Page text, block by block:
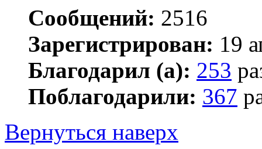
Сообщений: 2516
Зарегистрирован: 19
Благодарил (а): 253
Поблагодарили: 367
Вернуться наверх